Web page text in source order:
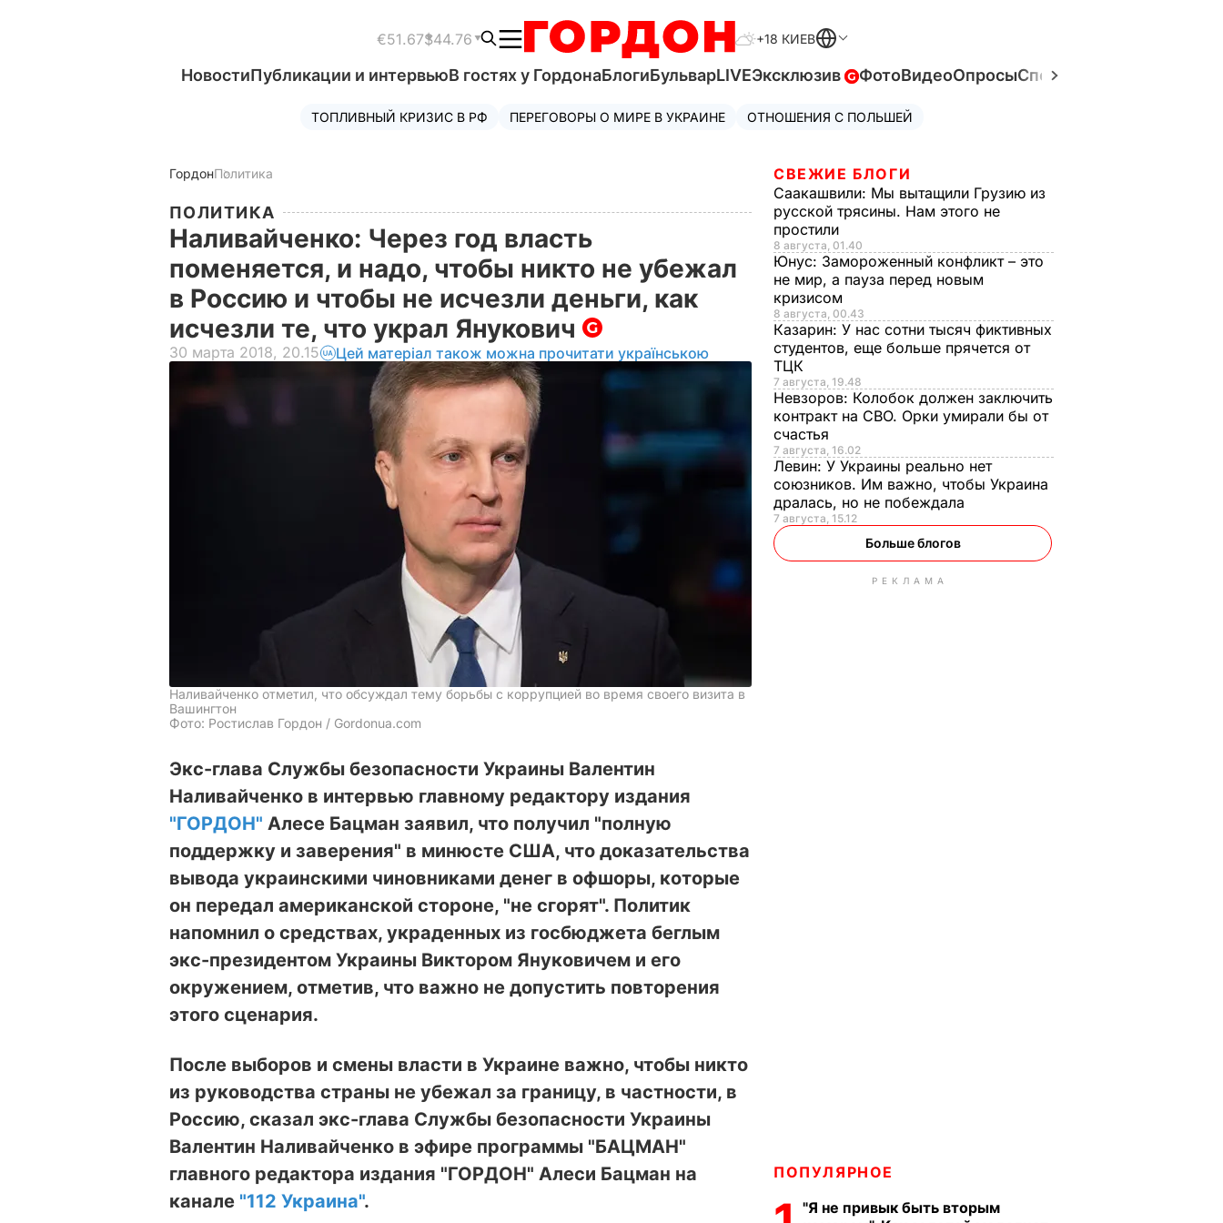
€51.67$44.76 +18 КИЕВ
НовостиПубликации и интервьюВ гостях у ГордонаБлогиБульварLIVEЭксклюзив ФотоВидеоОпросыСпецпроекты
ТОПЛИВНЫЙ КРИЗИС В РФ ПЕРЕГОВОРЫ О МИРЕ В УКРАИНЕ ОТНОШЕНИЯ С ПОЛЬШЕЙ
ГордонПолитика
ПОЛИТИКА
Наливайченко: Через год власть
поменяется, и надо, чтобы никто не убежал
в Россию и чтобы не исчезли деньги, как
исчезли те, что украл Янукович
30 марта 2018, 20.15 Цей матеріал також можна прочитати українською
Наливайченко отметил, что обсуждал тему борьбы с коррупцией во время своего визита в
Вашингтон
Фото: Ростислав Гордон / Gordonua.com
Экс-глава Службы безопасности Украины Валентин
Наливайченко в интервью главному редактору издания
"ГОРДОН" Алесе Бацман заявил, что получил "полную
поддержку и заверения" в минюсте США, что доказательства
вывода украинскими чиновниками денег в офшоры, которые
он передал американской стороне, "не сгорят". Политик
напомнил о средствах, украденных из госбюджета беглым
экс-президентом Украины Виктором Януковичем и его
окружением, отметив, что важно не допустить повторения
этого сценария.
После выборов и смены власти в Украине важно, чтобы никто
из руководства страны не убежал за границу, в частности, в
Россию, сказал экс-глава Службы безопасности Украины
Валентин Наливайченко в эфире программы "БАЦМАН"
главного редактора издания "ГОРДОН" Алеси Бацман на
канале "112 Украина".
СВЕЖИЕ БЛОГИ
Саакашвили: Мы вытащили Грузию из
русской трясины. Нам этого не
простили
8 августа, 01.40
Юнус: Замороженный конфликт – это
не мир, а пауза перед новым
кризисом
8 августа, 00.43
Казарин: У нас сотни тысяч фиктивных
студентов, еще больше прячется от
ТЦК
7 августа, 19.48
Невзоров: Колобок должен заключить
контракт на СВО. Орки умирали бы от
счастья
7 августа, 16.02
Левин: У Украины реально нет
союзников. Им важно, чтобы Украина
дралась, но не побеждала
7 августа, 15.12
Больше блогов
РЕКЛАМА
ПОПУЛЯРНОЕ
"Я не привык быть вторым